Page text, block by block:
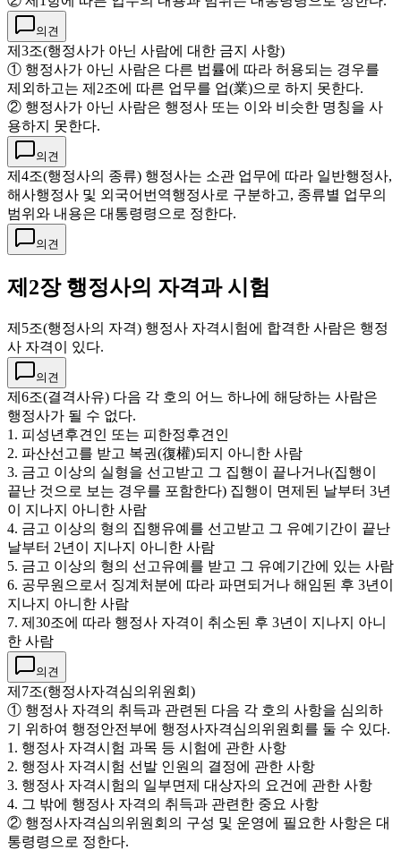
의견
제3조(행정사가 아닌 사람에 대한 금지 사항)
① 행정사가 아닌 사람은 다른 법률에 따라 허용되는 경우를
제외하고는 제2조에 따른 업무를 업(業)으로 하지 못한다.
② 행정사가 아닌 사람은 행정사 또는 이와 비슷한 명칭을 사
용하지 못한다.
의견
제4조(행정사의 종류) 행정사는 소관 업무에 따라 일반행정사,
해사행정사 및 외국어번역행정사로 구분하고, 종류별 업무의
범위와 내용은 대통령령으로 정한다.
의견
제2장 행정사의 자격과 시험
제5조(행정사의 자격) 행정사 자격시험에 합격한 사람은 행정
사 자격이 있다.
의견
제6조(결격사유) 다음 각 호의 어느 하나에 해당하는 사람은
행정사가 될 수 없다.
1. 피성년후견인 또는 피한정후견인
2. 파산선고를 받고 복권(復權)되지 아니한 사람
3. 금고 이상의 실형을 선고받고 그 집행이 끝나거나(집행이
끝난 것으로 보는 경우를 포함한다) 집행이 면제된 날부터 3년
이 지나지 아니한 사람
4. 금고 이상의 형의 집행유예를 선고받고 그 유예기간이 끝난
날부터 2년이 지나지 아니한 사람
5. 금고 이상의 형의 선고유예를 받고 그 유예기간에 있는 사람
6. 공무원으로서 징계처분에 따라 파면되거나 해임된 후 3년이
지나지 아니한 사람
7. 제30조에 따라 행정사 자격이 취소된 후 3년이 지나지 아니
한 사람
의견
제7조(행정사자격심의위원회)
① 행정사 자격의 취득과 관련된 다음 각 호의 사항을 심의하
기 위하여 행정안전부에 행정사자격심의위원회를 둘 수 있다.
1. 행정사 자격시험 과목 등 시험에 관한 사항
2. 행정사 자격시험 선발 인원의 결정에 관한 사항
3. 행정사 자격시험의 일부면제 대상자의 요건에 관한 사항
4. 그 밖에 행정사 자격의 취득과 관련한 중요 사항
② 행정사자격심의위원회의 구성 및 운영에 필요한 사항은 대
통령령으로 정한다.